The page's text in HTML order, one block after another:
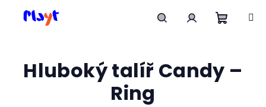
košík
Hluboký talíř Candy –
Ring